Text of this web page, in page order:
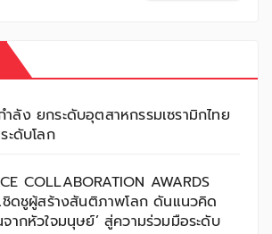
ลัง ยกระดับอุตสาหกรรมเซรามิกไทย
ะดับโลก
COLLABORATION AWARDS
ชิดชูผู้สร้างสันติภาพโลก ดันแนวคิด
ากหัวใจมนุษย์’ สู่ความร่วมมือระดับ